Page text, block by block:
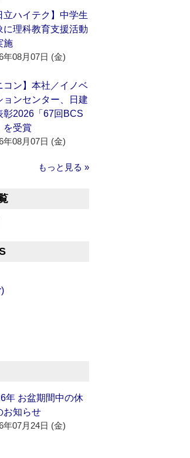
立ハイテク】中学生
に理科教育支援活動
施
年08月07日 (金)
コン】本社／イノベ
ョンセンター、日建
彰2026「67回BCS
を受賞
年08月07日 (金)
もっと見る »
年 お盆期間中の休
お知らせ
年07月24日 (金)